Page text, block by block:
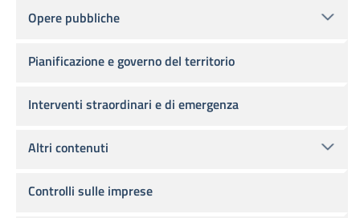
Opere pubbliche
Pianificazione e governo del territorio
Interventi straordinari e di emergenza
Altri contenuti
Controlli sulle imprese